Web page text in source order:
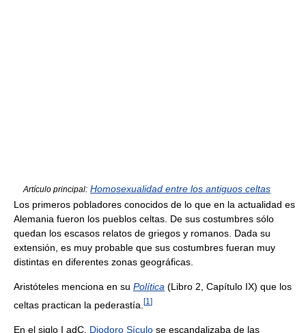
Artículo principal: Homosexualidad entre los antiguos celtas
Los primeros pobladores conocidos de lo que en la actualidad es
Alemania fueron los pueblos celtas. De sus costumbres sólo
quedan los escasos relatos de griegos y romanos. Dada su
extensión, es muy probable que sus costumbres fueran muy
distintas en diferentes zonas geográficas.
Aristóteles menciona en su Política (Libro 2, Capítulo IX) que los
celtas practican la pederastía. [1 ]
En el siglo I adC, Diodoro Sículo se escandalizaba de las